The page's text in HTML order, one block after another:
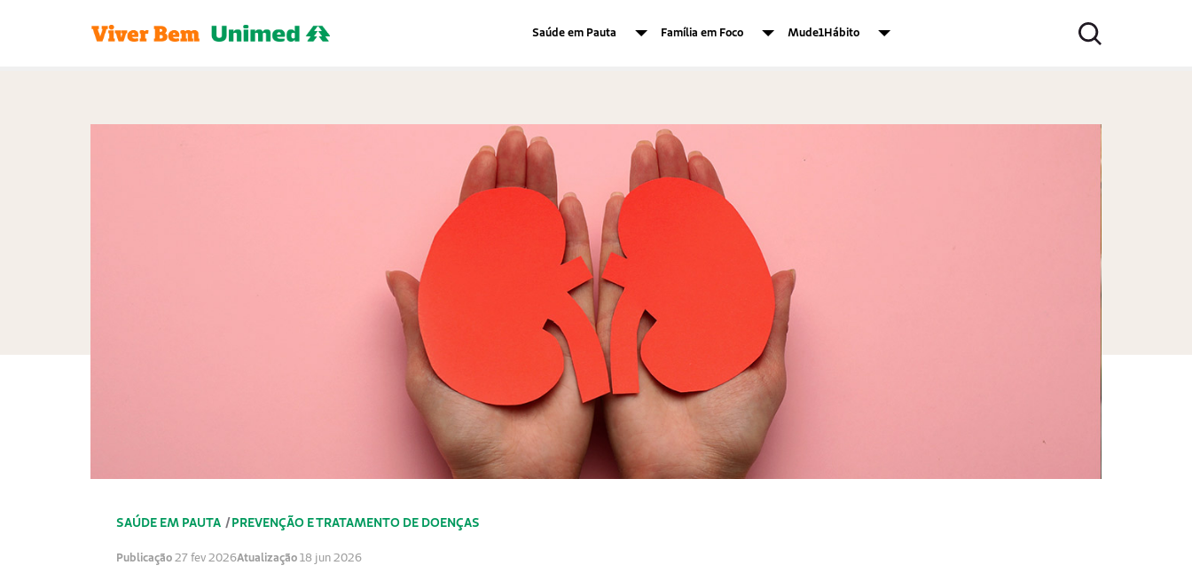
Saúde em Pauta Família em Foco Mude1Hábito
SAÚDE EM PAUTA /PREVENÇÃO E TRATAMENTO DE DOENÇAS
Publicação27 fev 2026Atualização18 jun 2026